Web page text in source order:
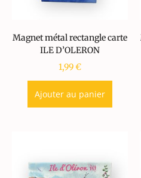
Magnet métal rectangle carte
ILE D’OLERON
1,99€
Ajouter au panier